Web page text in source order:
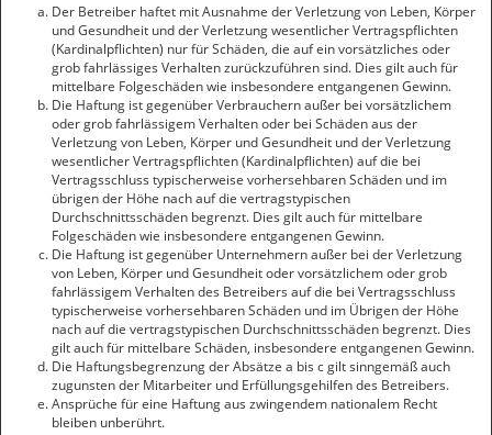
Der Betreiber haftet mit Ausnahme der Verletzung von Leben, Körper
und Gesundheit und der Verletzung wesentlicher Vertragspflichten
(Kardinalpflichten) nur für Schäden, die auf ein vorsätzliches oder
grob fahrlässiges Verhalten zurückzuführen sind. Dies gilt auch für
mittelbare Folgeschäden wie insbesondere entgangenen Gewinn.
Die Haftung ist gegenüber Verbrauchern außer bei vorsätzlichem
oder grob fahrlässigem Verhalten oder bei Schäden aus der
Verletzung von Leben, Körper und Gesundheit und der Verletzung
wesentlicher Vertragspflichten (Kardinalpflichten) auf die bei
Vertragsschluss typischerweise vorhersehbaren Schäden und im
übrigen der Höhe nach auf die vertragstypischen
Durchschnittsschäden begrenzt. Dies gilt auch für mittelbare
Folgeschäden wie insbesondere entgangenen Gewinn.
Die Haftung ist gegenüber Unternehmern außer bei der Verletzung
von Leben, Körper und Gesundheit oder vorsätzlichem oder grob
fahrlässigem Verhalten des Betreibers auf die bei Vertragsschluss
typischerweise vorhersehbaren Schäden und im Übrigen der Höhe
nach auf die vertragstypischen Durchschnittsschäden begrenzt. Dies
gilt auch für mittelbare Schäden, insbesondere entgangenen Gewinn.
Die Haftungsbegrenzung der Absätze a bis c gilt sinngemäß auch
zugunsten der Mitarbeiter und Erfüllungsgehilfen des Betreibers.
Ansprüche für eine Haftung aus zwingendem nationalem Recht
bleiben unberührt.